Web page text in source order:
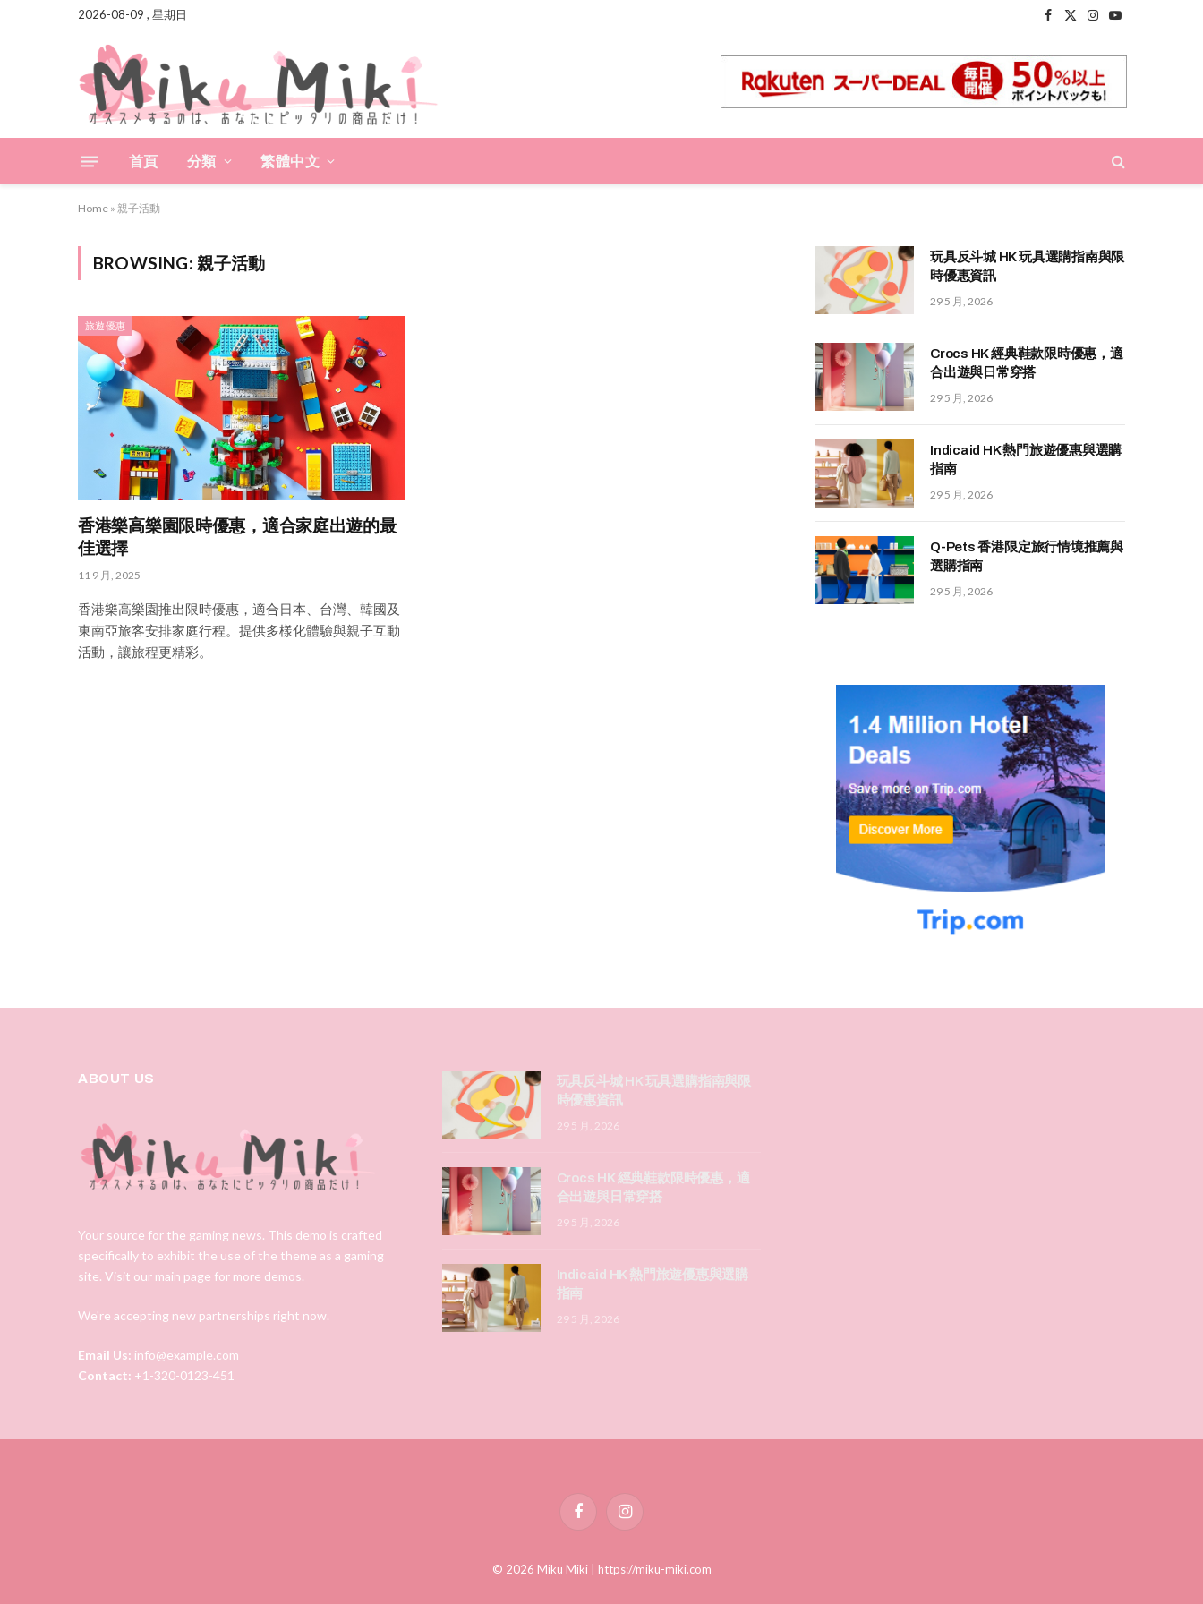
2026-08-09 , 星期日
Facebook
X
Instagram
YouTube
首頁 分類 繁體中文
Home » 親子活動
BROWSING: 親子活動
旅遊優惠
香港樂高樂園限時優惠，適合家庭出遊的最
佳選擇
11 9 月, 2025
香港樂高樂園推出限時優惠，適合日本、台灣、韓國及
東南亞旅客安排家庭行程。提供多樣化體驗與親子互動
活動，讓旅程更精彩。
玩具反斗城 HK 玩具選購指南與限
時優惠資訊
29 5 月, 2026
Crocs HK 經典鞋款限時優惠，適
合出遊與日常穿搭
29 5 月, 2026
Indicaid HK 熱門旅遊優惠與選購
指南
29 5 月, 2026
Q-Pets 香港限定旅行情境推薦與
選購指南
29 5 月, 2026
ABOUT US
Your source for the gaming news. This demo is crafted
specifically to exhibit the use of the theme as a gaming
site. Visit our main page for more demos.
We're accepting new partnerships right now.
Email Us: info@example.com
Contact: +1-320-0123-451
玩具反斗城 HK 玩具選購指南與限
時優惠資訊
29 5 月, 2026
Crocs HK 經典鞋款限時優惠，適
合出遊與日常穿搭
29 5 月, 2026
Indicaid HK 熱門旅遊優惠與選購
指南
29 5 月, 2026
FacebookInstagram
© 2026 Miku Miki | https://miku-miki.com